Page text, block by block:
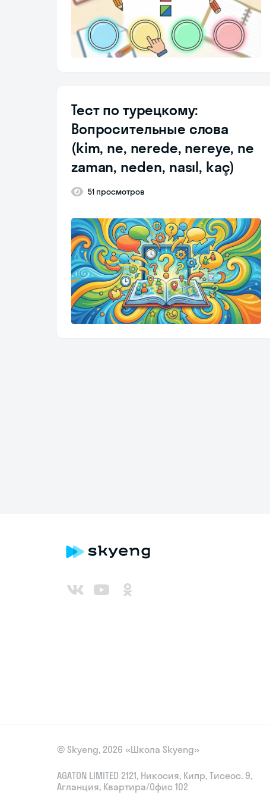
Тест по турецкому:
Вопросительные слова
(kim, ne, nerede, nereye, ne
zaman, neden, nasıl, kaç)
51 просмотров
© Skyeng, 2026 «Школа Skyeng»
AGATON LIMITED 2121, Никосия, Кипр, Тисеос. 9,
Агланция, Квартира/Офис 102